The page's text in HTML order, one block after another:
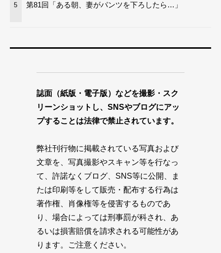
5 第81回「ある朝、妻がパンツを下ろしたら…」
誌面（紙版・電子版）などを撮影・スク
リーンショットし、SNSやブログにアッ
プすることは法律で禁止されています。
弊社刊行物に掲載されている写真および
文章を、写真撮影やスキャン等を行なっ
て、許諾なくブログ、SNS等に公開、ま
たは印刷等をして販売・配布する行為は
著作権、肖像権等を侵害するものであ
り、場合によっては刑事罰が科され、あ
るいは損害賠償を請求される可能性があ
ります。ご注意ください。